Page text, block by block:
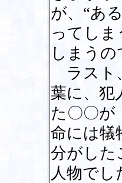
が、“あ
ってし
しまう
ラスト
葉に、犯
た〇〇が
命には犠
分がした
人物でし